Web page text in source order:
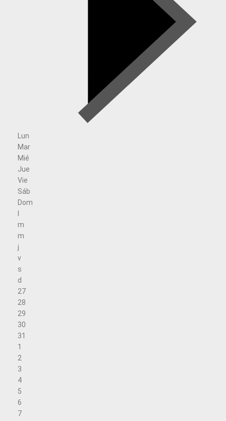
Lun
Mar
Mié
Jue
Vie
Sáb
Dom
m
m
j
v
s
d
27
28
29
30
31
1
2
3
4
5
6
7